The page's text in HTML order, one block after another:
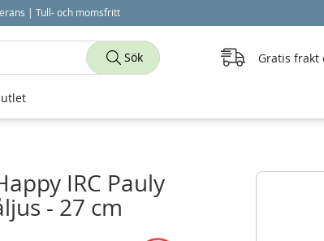
| Tull- och momsfritt
IRC Pauly
- 27 cm
Sök Gratis frakt